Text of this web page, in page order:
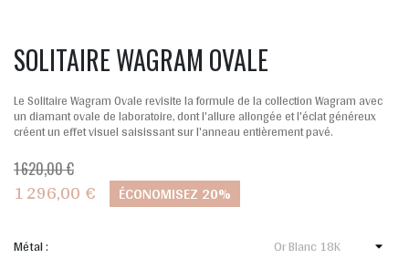
SOLITAIRE WAGRAM OVALE
Le Solitaire Wagram Ovale revisite la formule de la collection Wagram avec
un diamant ovale de laboratoire, dont l'allure allongée et l'éclat généreux
créent un effet visuel saisissant sur l'anneau entièrement pavé.
1 620,00 €
1 296,00 € ÉCONOMISEZ 20%
Métal :